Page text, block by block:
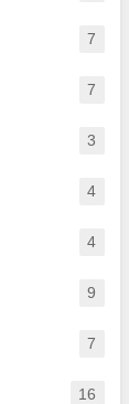
7
7
3
4
4
9
7
16